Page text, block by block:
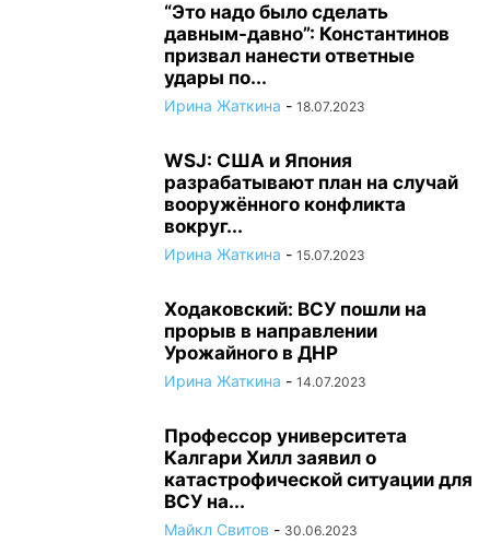
“Это надо было сделать
давным-давно”: Константинов
призвал нанести ответные
удары по...
Ирина Жаткина - 18.07.2023
WSJ: США и Япония
разрабатывают план на случай
вооружённого конфликта
вокруг...
Ирина Жаткина - 15.07.2023
Ходаковский: ВСУ пошли на
прорыв в направлении
Урожайного в ДНР
Ирина Жаткина - 14.07.2023
Профессор университета
Калгари Хилл заявил о
катастрофической ситуации для
ВСУ на...
Майкл Свитов - 30.06.2023